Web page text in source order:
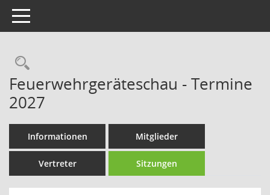
Toggle navigation
Rechercheauswahl
Feuerwehrgeräteschau - Termine
2027
Informationen Mitglieder
Vertreter Sitzungen